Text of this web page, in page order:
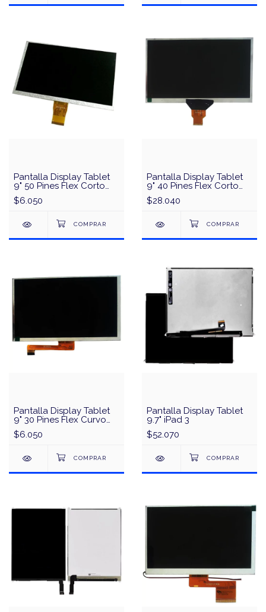
Pantalla Display Tablet
9" 50 Pines Flex Corto
L900D50-YSN
$6.050
Pantalla Display Tablet
9" 40 Pines Flex Corto
LT10140P
$28.040
Pantalla Display Tablet
9" 30 Pines Flex Curvo
Xenit 903 ZG-LT9G30PW
$6.050
Pantalla Display Tablet
9.7" iPad 3
$52.070